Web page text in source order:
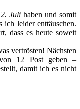
Julihaben und somit
ich leider enttäuschen.
dass es heute soweit
vertrösten! Nächsten
12 Post geben –
damit ich es nicht